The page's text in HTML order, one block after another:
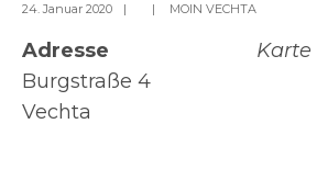
24. Januar 2020 | | MOIN VECHTA
Adresse
Burgstraße 4
Vechta